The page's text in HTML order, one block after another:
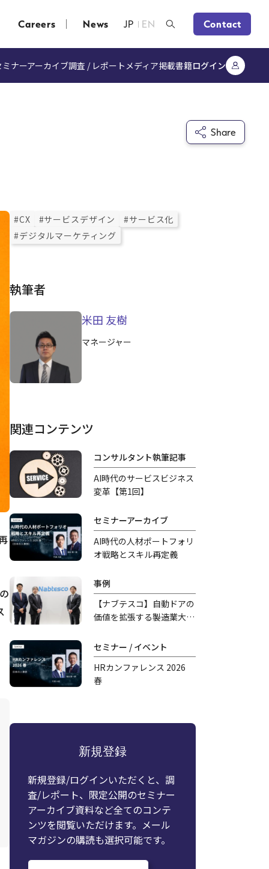
Careers News EN
JP Contact
ミナーアーカイブ調査 / レポート メディア掲載書籍ログイン
Share
#CX #サービスデザイン
#サービス化
#デジタルマーケティング
執筆者
米田 友樹
マネージャー
関連コンテンツ
コンサルタント執筆記事
AI時代のサービスビジネス
変革【第1回】
セミナーアーカイブ
AI時代の人材ポートフォリ
オ戦略とスキル再定義
事例
【ナブテスコ】自動ドアの
価値を拡張する――製造業大手
発の舞台裏
セミナー / イベント
HRカンファレンス 2026
春
新規登録
新規登録/ログインいただくと、調
査/レポート、限定公開のセミナー
アーカイブ資料など全てのコンテ
ンツを閲覧いただけます。メール
マガジンの購読も選択可能です。